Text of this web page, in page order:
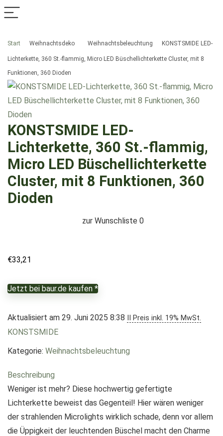
Start Weihnachtsdeko Weihnachtsbeleuchtung KONSTSMIDE LED-
Lichterkette, 360 St.-flammig, Micro LED Büschellichterkette Cluster, mit 8
Funktionen, 360 Dioden
KONSTSMIDE LED-
Lichterkette, 360 St.-flammig,
Micro LED Büschellichterkette
Cluster, mit 8 Funktionen, 360
Dioden
zur Wunschliste 0
€33,21
Jetzt bei baur.de kaufen *
Aktualisiert am 29. Juni 2025 8:38 II Preis inkl. 19% MwSt.
KONSTSMIDE
Kategorie: Weihnachtsbeleuchtung
Beschreibung
Weniger ist mehr? Diese hochwertig gefertigte
Lichterkette beweist das Gegenteil! Hier wären weniger
der strahlenden Microlights wirklich schade, denn vor allem
die Üppigkeit der leuchtenden Büschel macht den Charme